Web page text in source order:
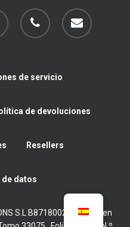
phone email
de servicio
de devoluciones
Resellers
datos
S.L B87180022 Inscrita en